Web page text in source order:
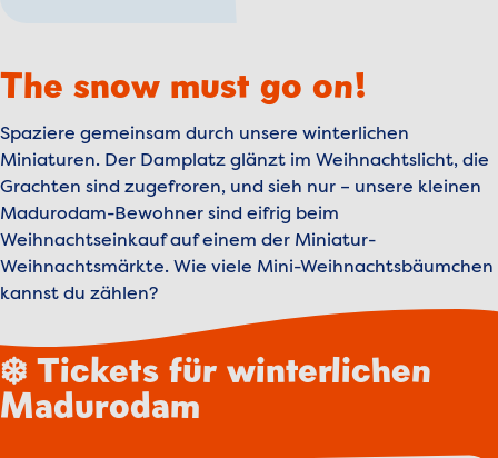
The snow must go on!
Spaziere gemeinsam durch unsere winterlichen
Miniaturen. Der Damplatz glänzt im Weihnachtslicht, die
Grachten sind zugefroren, und sieh nur – unsere kleinen
Madurodam-Bewohner sind eifrig beim
Weihnachtseinkauf auf einem der Miniatur-
Weihnachtsmärkte. Wie viele Mini-Weihnachtsbäumchen
kannst du zählen?
❄️ Tickets für winterlichen
Madurodam